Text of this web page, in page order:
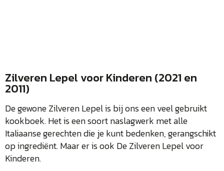
Zilveren Lepel voor Kinderen (2021 en
2011)
De gewone Zilveren Lepel is bij ons een veel gebruikt
kookboek. Het is een soort naslagwerk met alle
Italiaanse gerechten die je kunt bedenken, gerangschikt
op ingrediënt. Maar er is ook De Zilveren Lepel voor
Kinderen.